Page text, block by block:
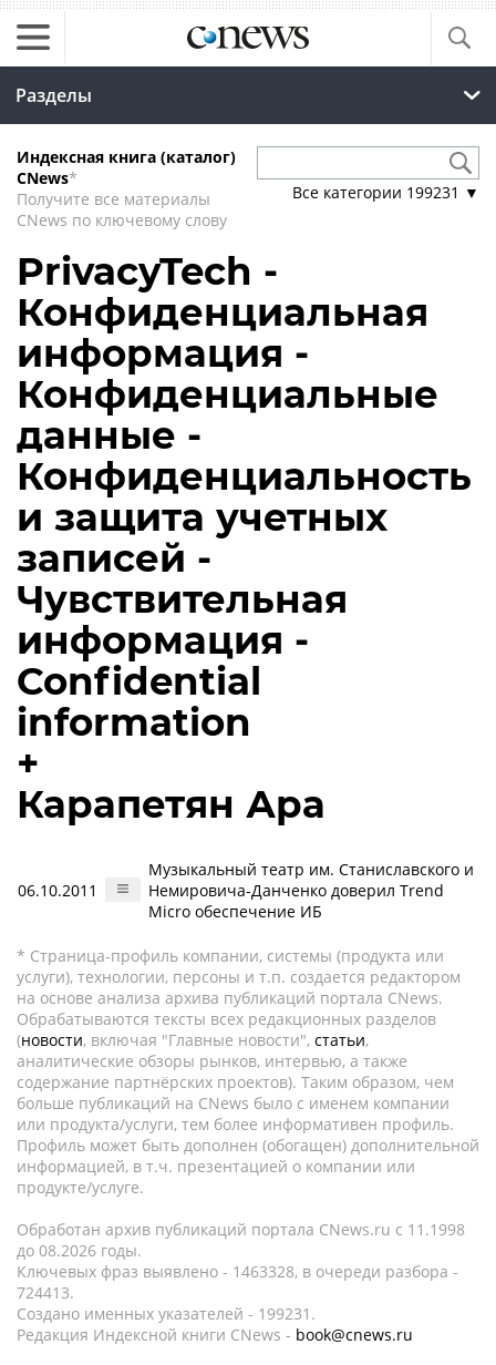
Разделы
Индексная книга (каталог)
CNews*
Получите все материалы
CNews по ключевому слову
Все категории 199231 ▼
PrivacyTech -
Конфиденциальная
информация -
Конфиденциальные
данные -
Конфиденциальность
и защита учетных
записей -
Чувствительная
информация -
Confidential
information
+
Карапетян Ара
06.10.2011
Музыкальный театр им. Станиславского и
Немировича-Данченко доверил Trend
Micro обеспечение ИБ
* Страница-профиль компании, системы (продукта или
услуги), технологии, персоны и т.п. создается редактором
на основе анализа архива публикаций портала CNews.
Обрабатываются тексты всех редакционных разделов
(новости, включая "Главные новости", статьи,
аналитические обзоры рынков, интервью, а также
содержание партнёрских проектов). Таким образом, чем
больше публикаций на CNews было с именем компании
или продукта/услуги, тем более информативен профиль.
Профиль может быть дополнен (обогащен) дополнительной
информацией, в т.ч. презентацией о компании или
продукте/услуге.
Обработан архив публикаций портала CNews.ru c 11.1998
до 08.2026 годы.
Ключевых фраз выявлено - 1463328, в очереди разбора -
724413.
Создано именных указателей - 199231.
Редакция Индексной книги CNews - book@cnews.ru